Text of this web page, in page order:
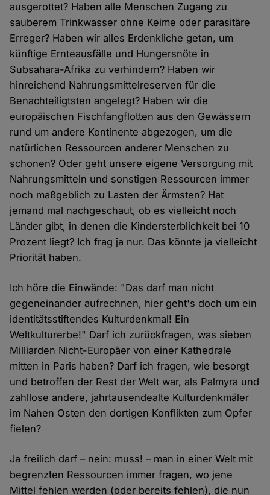
ausgerottet? Haben alle Menschen Zugang zu
sauberem Trinkwasser ohne Keime oder parasitäre
Erreger? Haben wir alles Erdenkliche getan, um
künftige Ernteausfälle und Hungersnöte in
Subsahara-Afrika zu verhindern? Haben wir
hinreichend Nahrungsmittelreserven für die
Benachteiligtsten angelegt? Haben wir die
europäischen Fischfangflotten aus den Gewässern
rund um andere Kontinente abgezogen, um die
natürlichen Ressourcen anderer Menschen zu
schonen? Oder geht unsere eigene Versorgung mit
Nahrungsmitteln und sonstigen Ressourcen immer
noch maßgeblich zu Lasten der Ärmsten? Hat
jemand mal nachgeschaut, ob es vielleicht noch
Länder gibt, in denen die Kindersterblichkeit bei 10
Prozent liegt? Ich frag ja nur. Das könnte ja vielleicht
Priorität haben.
Ich höre die Einwände: "Das darf man nicht
gegeneinander aufrechnen, hier geht's doch um ein
identitätsstiftendes Kulturdenkmal! Ein
Weltkulturerbe!" Darf ich zurückfragen, was sieben
Milliarden Nicht-Europäer von einer Kathedrale
mitten in Paris haben? Darf ich fragen, wie besorgt
und betroffen der Rest der Welt war, als Palmyra und
zahllose andere, jahrtausendealte Kulturdenkmäler
im Nahen Osten den dortigen Konflikten zum Opfer
fielen?
Ja freilich darf – nein: muss! – man in einer Welt mit
begrenzten Ressourcen immer fragen, wo jene
Mittel fehlen werden (oder bereits fehlen), die nun